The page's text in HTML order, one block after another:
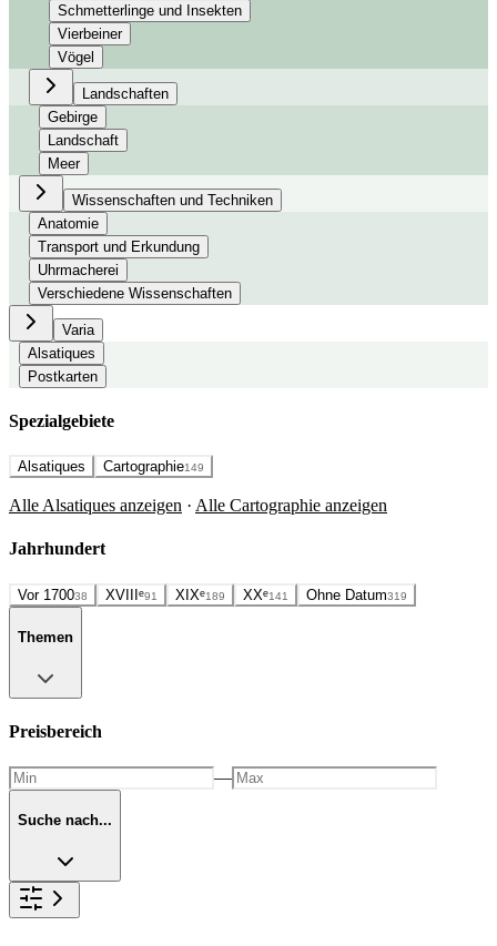
Schmetterlinge und Insekten
Vierbeiner
Vögel
Landschaften
Gebirge
Landschaft
Meer
Wissenschaften und Techniken
Anatomie
Transport und Erkundung
Uhrmacherei
Verschiedene Wissenschaften
Varia
Alsatiques
Postkarten
Spezialgebiete
Alsatiques Cartographie149
Alle Alsatiques anzeigen · Alle Cartographie anzeigen
Jahrhundert
Vor 170038 XVIIIᵉ91 XIXᵉ189 XXᵉ141 Ohne Datum319
Themen
Preisbereich
—
Suche nach...